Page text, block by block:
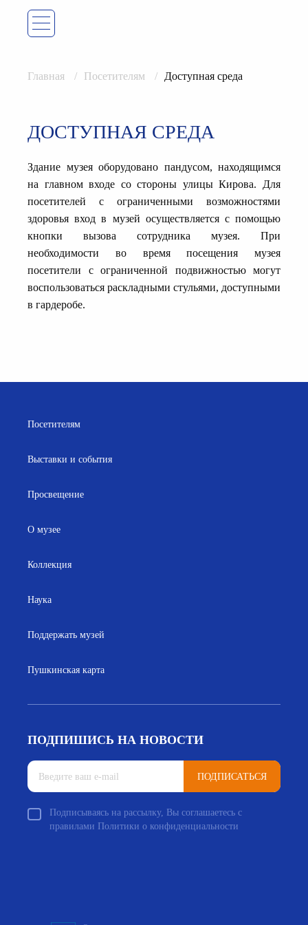
Главная Посетителям Доступная среда
ДОСТУПНАЯ СРЕДА
Здание музея оборудовано пандусом, находящимся
на главном входе со стороны улицы Кирова. Для
посетителей с ограниченными возможностями
здоровья вход в музей осуществляется с помощью
кнопки вызова сотрудника музея. При
необходимости во время посещения музея
посетители с ограниченной подвижностью могут
воспользоваться раскладными стульями, доступными
в гардеробе.
Посетителям
Выставки и события
Просвещение
О музее
Коллекция
Наука
Поддержать музей
Пушкинская карта
ПОДПИШИСЬ НА НОВОСТИ
ПОДПИСАТЬСЯ
Подписываясь на рассылку, Вы соглашаетесь с
правилами Политики о конфиденциальности